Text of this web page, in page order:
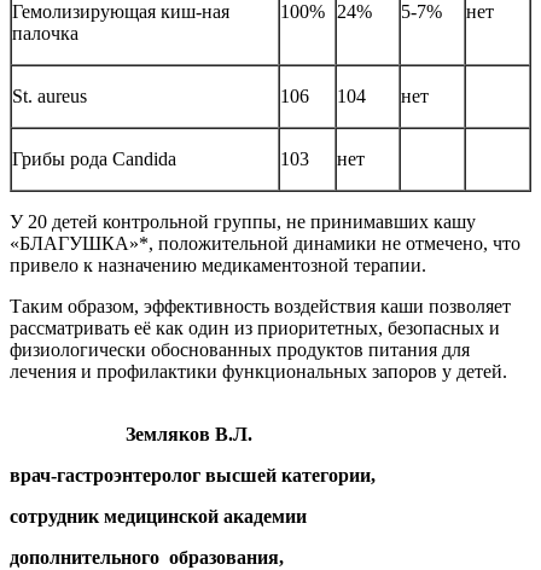
Гемолизирующая киш-ная
палочка
100% 24% 5-7% нет
St. aureus 106 104 нет
Грибы рода Candida 103 нет
У 20 детей контрольной группы, не принимавших кашу
«БЛАГУШКА»*, положительной динамики не отмечено, что
привело к назначению медикаментозной терапии.
Таким образом, эффективность воздействия каши позволяет
рассматривать её как один из приоритетных, безопасных и
физиологически обоснованных продуктов питания для
лечения и профилактики функциональных запоров у детей.
Земляков В.Л.
врач-гастроэнтеролог высшей категории,
сотрудник медицинской академии
дополнительного образования,